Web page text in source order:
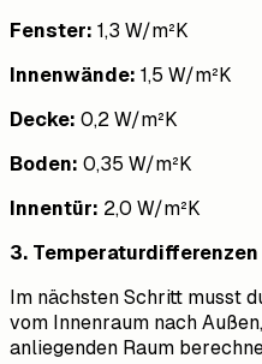
Fenster: 1,3 W/m²K
Innenwände: 1,5 W/m²K
Decke: 0,2 W/m²K
Boden: 0,35 W/m²K
Innentür: 2,0 W/m²K
3.
Im nächsten Schritt musst
vom Innenraum nach
anliegenden Raum